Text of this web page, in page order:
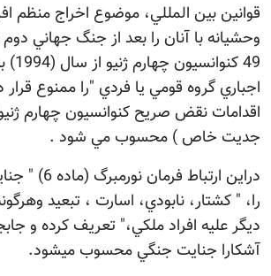
قوانين بين المللي، موضوع اخراج منظم
وحشيانه با آنان را بعد از جنگ جهاني
49
اجباري گروه قومي يا فردي "را ممنوع قرار
اقدامات نقض صريح كنوانسيون چهارم
جديت خاص ) محسوب مي شود .
دراين ارتباط
را، " كشتار، نابودي، اسارت ، تبعيد
ديگر عليه افراد ملكي،" تعريف كرده و
آشكارا جنايت جنگي محسوب ميشود.